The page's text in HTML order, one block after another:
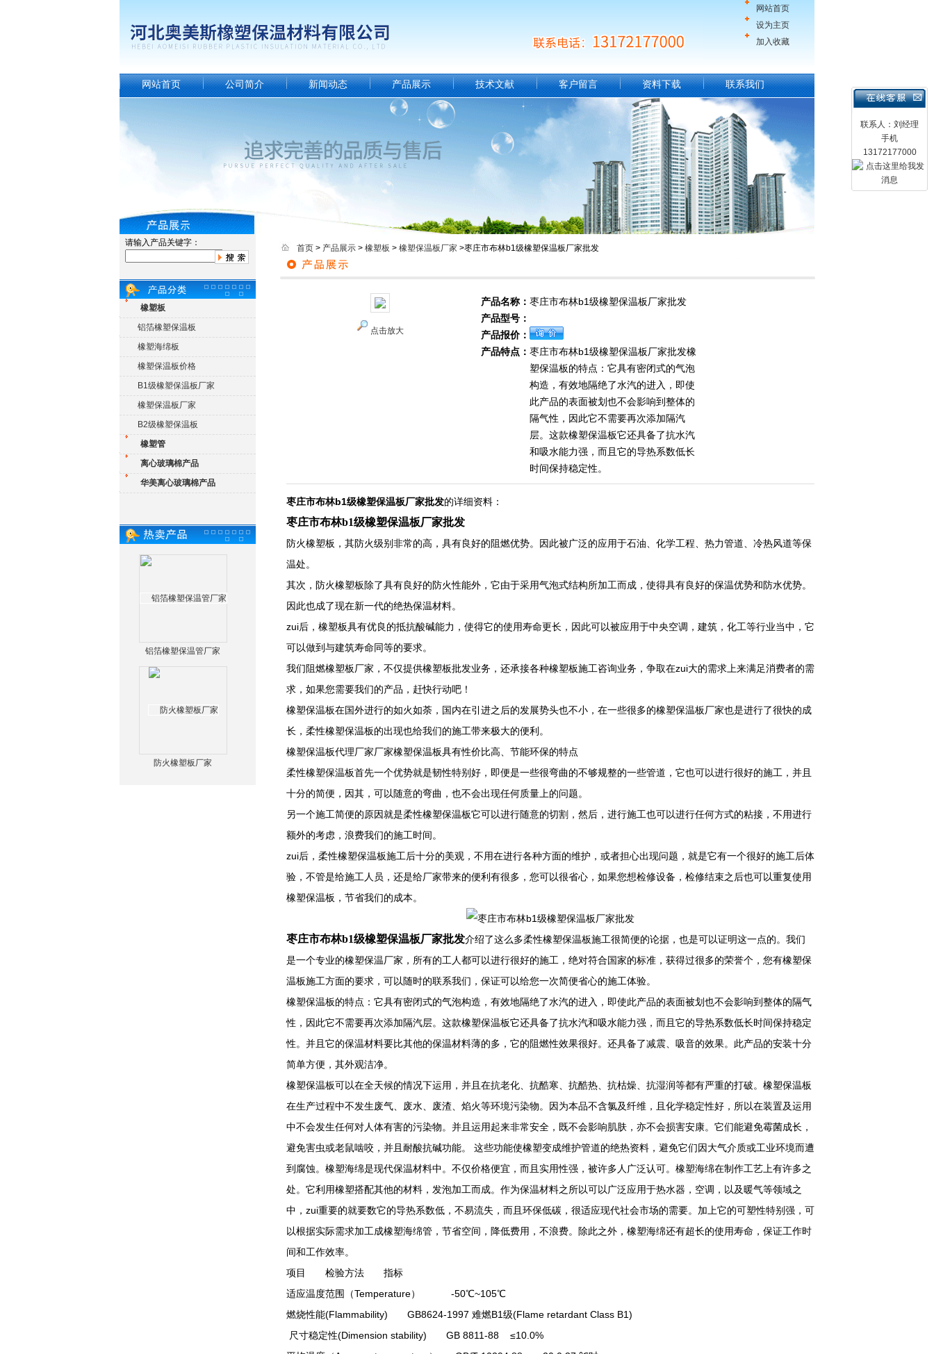
网站首页
设为主页
加入收藏
联系人：刘经理
手机
13172177000
网站首页 公司简介 新闻动态 产品展示 技术文献 客户留言 资料下载 联系我们
请输入产品关键字：
橡塑板
铝箔橡塑保温板
橡塑海绵板
橡塑保温板价格
B1级橡塑保温板厂家
橡塑保温板厂家
B2级橡塑保温板
橡塑管
离心玻璃棉产品
华美离心玻璃棉产品
铝箔橡塑保温管厂家
防火橡塑板厂家
首页 > 产品展示 > 橡塑板 > 橡塑保温板厂家 >枣庄市布林b1级橡塑保温板厂家批发
点击放大
产品名称： 枣庄市布林b1级橡塑保温板厂家批发
产品型号：
产品报价：
产品特点： 枣庄市布林b1级橡塑保温板厂家批发橡
塑保温板的特点：它具有密闭式的气泡
构造，有效地隔绝了水汽的进入，即使
此产品的表面被划也不会影响到整体的
隔气性，因此它不需要再次添加隔汽
层。这款橡塑保温板它还具备了抗水汽
和吸水能力强，而且它的导热系数低长
时间保持稳定性。
枣庄市布林b1级橡塑保温板厂家批发的详细资料：
枣庄市布林b1级橡塑保温板厂家批发
防火橡塑板，其防火级别非常的高，具有良好的阻燃优势。因此被广泛的应用于石油、化学工程、热力管道、冷热风道等保
温处。
其次，防火橡塑板除了具有良好的防火性能外，它由于采用气泡式结构所加工而成，使得具有良好的保温优势和防水优势。
因此也成了现在新一代的绝热保温材料。
zui后，橡塑板具有优良的抵抗酸碱能力，使得它的使用寿命更长，因此可以被应用于中央空调，建筑，化工等行业当中，它
可以做到与建筑寿命同等的要求。
我们阻燃橡塑板厂家，不仅提供橡塑板批发业务，还承接各种橡塑板施工咨询业务，争取在zui大的需求上来满足消费者的需
求，如果您需要我们的产品，赶快行动吧！
橡塑保温板在国外进行的如火如荼，国内在引进之后的发展势头也不小，在一些很多的橡塑保温板厂家也是进行了很快的成
长，柔性橡塑保温板的出现也给我们的施工带来极大的便利。
橡塑保温板代理厂家厂家橡塑保温板具有性价比高、节能环保的特点
柔性橡塑保温板首先一个优势就是韧性特别好，即便是一些很弯曲的不够规整的一些管道，它也可以进行很好的施工，并且
十分的简便，因其，可以随意的弯曲，也不会出现任何质量上的问题。
另一个施工简便的原因就是柔性橡塑保温板它可以进行随意的切割，然后，进行施工也可以进行任何方式的粘接，不用进行
额外的考虑，浪费我们的施工时间。
zui后，柔性橡塑保温板施工后十分的美观，不用在进行各种方面的维护，或者担心出现问题，就是它有一个很好的施工后体
验，不管是给施工人员，还是给厂家带来的便利有很多，您可以很省心，如果您想检修设备，检修结束之后也可以重复使用
橡塑保温板，节省我们的成本。
枣庄市布林b1级橡塑保温板厂家批发介绍了这么多柔性橡塑保温板施工很简便的论据，也是可以证明这一点的。我们
是一个专业的橡塑保温厂家，所有的工人都可以进行很好的施工，绝对符合国家的标准，获得过很多的荣誉个，您有橡塑保
温板施工方面的要求，可以随时的联系我们，保证可以给您一次简便省心的施工体验。
橡塑保温板的特点：它具有密闭式的气泡构造，有效地隔绝了水汽的进入，即使此产品的表面被划也不会影响到整体的隔气
性，因此它不需要再次添加隔汽层。这款橡塑保温板它还具备了抗水汽和吸水能力强，而且它的导热系数低长时间保持稳定
性。并且它的保温材料要比其他的保温材料薄的多，它的阻燃性效果很好。还具备了减震、吸音的效果。此产品的安装十分
简单方便，其外观洁净。
橡塑保温板可以在全天候的情况下运用，并且在抗老化、抗酷寒、抗酷热、抗枯燥、抗湿润等都有严重的打破。橡塑保温板
在生产过程中不发生废气、废水、废渣、焰火等环境污染物。因为本品不含氯及纤维，且化学稳定性好，所以在装置及运用
中不会发生任何对人体有害的污染物。并且运用起来非常安全，既不会影响肌肤，亦不会损害安康。它们能避免霉菌成长，
避免害虫或老鼠啮咬，并且耐酸抗碱功能。 这些功能使橡塑变成维护管道的绝热资料，避免它们因大气介质或工业环境而遭
到腐蚀。橡塑海绵是现代保温材料中。不仅价格便宜，而且实用性强，被许多人广泛认可。橡塑海绵在制作工艺上有许多之
处。它利用橡塑搭配其他的材料，发泡加工而成。作为保温材料之所以可以广泛应用于热水器，空调，以及暖气等领域之
中，zui重要的就要数它的导热系数低，不易流失，而且环保低碳，很适应现代社会市场的需要。加上它的可塑性特别强，可
以根据实际需求加工成橡塑海绵管，节省空间，降低费用，不浪费。除此之外，橡塑海绵还有超长的使用寿命，保证工作时
间和工作效率。
项目 检验方法 指标
适应温度范围（Temperature） -50℃~105℃
燃烧性能(Flammability) GB8624-1997 难燃B1级(Flame retardant Class B1)
尺寸稳定性(Dimension stability) GB 8811-88 ≤10.0%